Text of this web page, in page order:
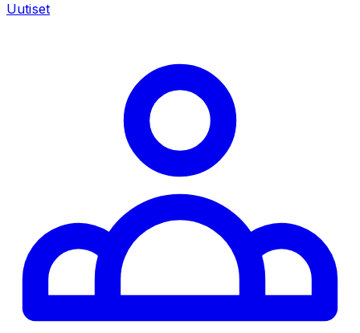
Uutiset